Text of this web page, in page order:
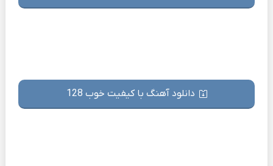
دانلود آهنگ با کیفیت خوب 128